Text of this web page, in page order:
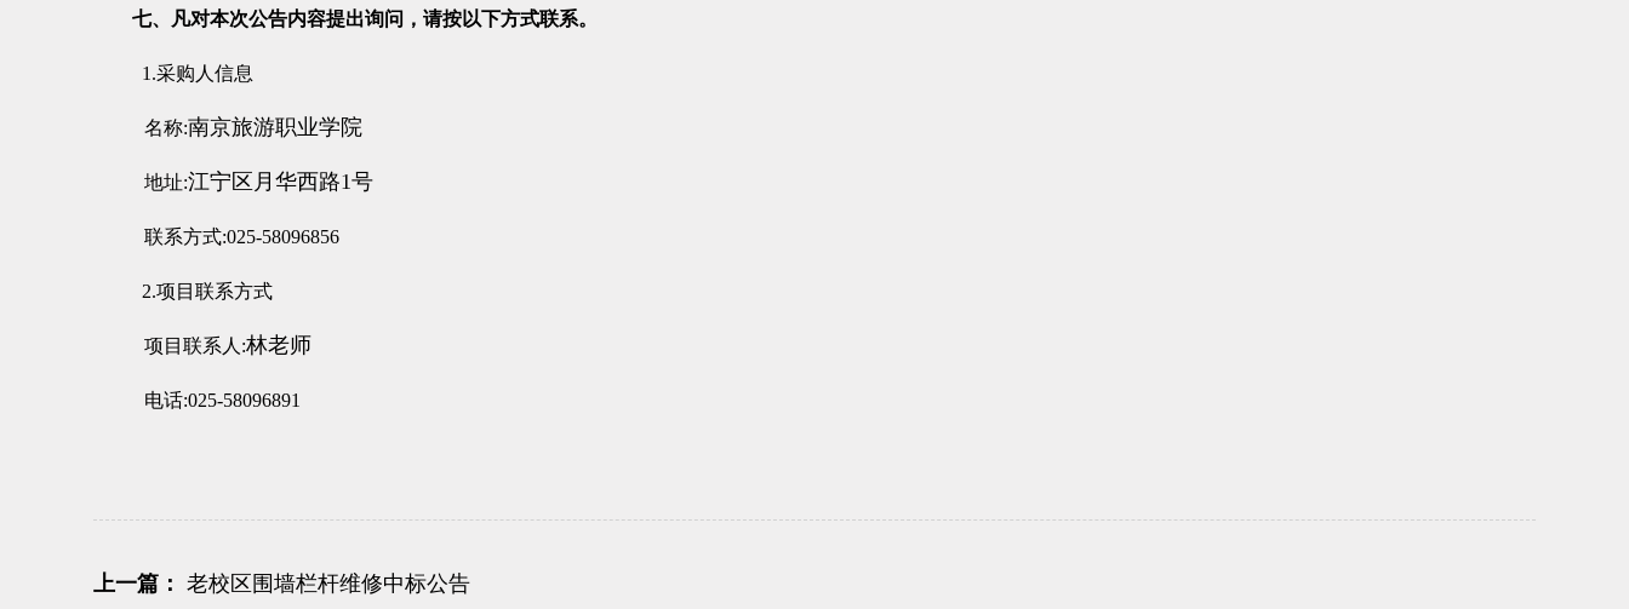
七、凡对本次公告内容提出询问，请按以下方式联系。
1.采购人信息
名称:南京旅游职业学院
地址:江宁区月华西路1号
联系方式:025-58096856
2.项目联系方式
项目联系人:林老师
电话:025-58096891
上一篇： 老校区围墙栏杆维修中标公告